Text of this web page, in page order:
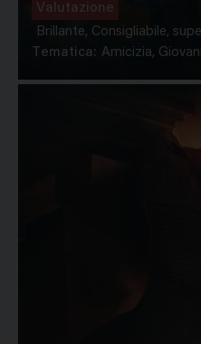
Valutazione
Brillante, Consigliabile,
Tematica: Amicizia,